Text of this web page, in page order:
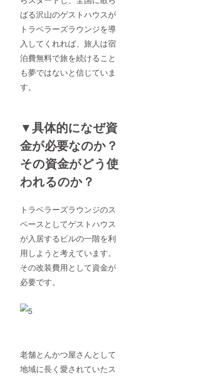
ばる沢山のゲストハウスが
トラベラーズラウンジを導
入してくれれば、旅人は宿
泊費無料で旅を続けること
も夢ではないと信じていま
す。
▼具体的になぜ資
金が必要なのか？
その資金がどう使
われるのか？
トラベラーズラウンジのス
ペースとしてゲストハウス
が入居するビルの一階を利
用しようと考えています。
その改装費用として資金が
必要です。
老舗とんかつ屋さんとして
地域に長く愛されていたス